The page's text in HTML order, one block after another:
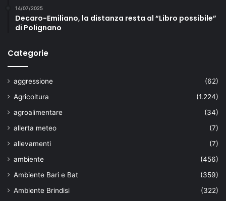
14/07/2025
Decaro-Emiliano, la distanza resta al “Libro possibile”
di Polignano
Categorie
aggressione
(62)
Agricoltura
(1.224)
agroalimentare
(34)
allerta meteo
(7)
allevamenti
(7)
ambiente
(456)
Ambiente Bari e Bat
(359)
Ambiente Brindisi
(322)